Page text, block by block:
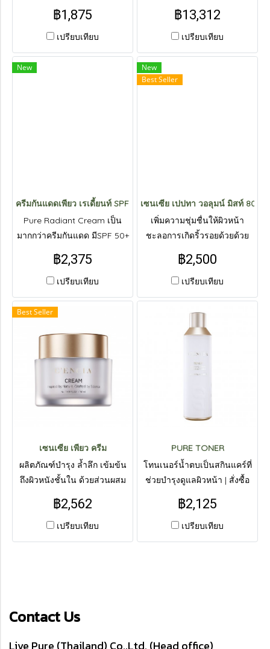
: @livepureth
฿1,875
เปรียบเทียบ
บด้วยเปปไทด์ บริสุทธิ์ 99% | สั่ง
ซื้อสินค้าทาง Line :
@livepureth
฿13,312
เปรียบเทียบ
New
ครีมกันแดดเพียว เรเดี้ยนท์ SPF 50+ PA++++
Pure Radiant Cream เป็น
มากกว่าครีมกันแดด มีSPF 50+
PA++++ | สั่งซื้อสินค้าทาง Line :
@livepureth
฿2,375
เปรียบเทียบ
New
Best Seller
เซนเซีย เปปทา วอลุมน์ มิสท์ 80ml.
เพิ่มความชุ่มชื่นให้ผิวหน้า
ชะลอการเกิดริ้วรอยด้วยด้วย
สารสกัดจาก “เปปไทด์
นวัตกรรมบำรุงผิวระดับโลก
จากเกาหลี สั่งซื้อสินค้าทาง
Line : @livepureth
฿2,500
เปรียบเทียบ
Best Seller
เซนเซีย เพียว ครีม
ผลิตภัณฑ์บำรุง ล้ำลึก เข้มข้น
ถึงผิวหนังชั้นใน ด้วยส่วนผสม
ของสมุนไพร 12 ชนิด | สั่งซื้อ
สินค้าทาง Line : @livepureth
฿2,562
เปรียบเทียบ
PURE TONER
โทนเนอร์น้ำตบเป็นสกินแคร์ที่
ช่วยบำรุงดูแลผิวหน้า | สั่งซื้อ
สินค้าทาง Line : @livepureth
฿2,125
เปรียบเทียบ
Contact Us
Live Pure (Thailand) Co.,Ltd. (Head office)